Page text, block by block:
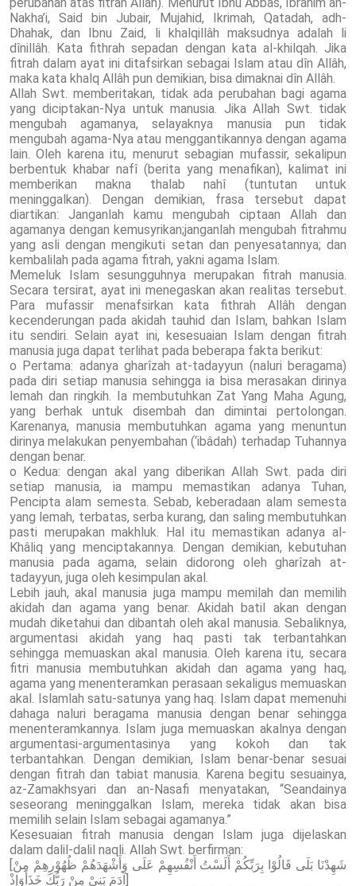
Nakha’i, Said bin Jubair, Mujahid, Ikrimah, Qatadah, adh-
Dhahak, dan Ibnu Zaid, li khalqillâh maksudnya adalah li
dînillâh. Kata fithrah sepadan dengan kata al-khilqah. Jika
fitrah dalam ayat ini ditafsirkan sebagai Islam atau dîn Allâh,
maka kata khalq Allâh pun demikian, bisa dimaknai dîn Allâh.
Allah Swt. memberitakan, tidak ada perubahan bagi agama
yang diciptakan-Nya untuk manusia. Jika Allah Swt. tidak
mengubah agamanya, selayaknya manusia pun tidak
mengubah agama-Nya atau menggantikannya dengan agama
lain. Oleh karena itu, menurut sebagian mufassir, sekalipun
berbentuk khabar nafî (berita yang menafikan), kalimat ini
memberikan makna thalab nahî (tuntutan untuk
meninggalkan). Dengan demikian, frasa tersebut dapat
diartikan: Janganlah kamu mengubah ciptaan Allah dan
agamanya dengan kemusyrikan;janganlah mengubah fitrahmu
yang asli dengan mengikuti setan dan penyesatannya; dan
kembalilah pada agama fitrah, yakni agama Islam.
Memeluk Islam sesungguhnya merupakan fitrah manusia.
Secara tersirat, ayat ini menegaskan akan realitas tersebut.
Para mufassir menafsirkan kata fithrah Allâh dengan
kecenderungan pada akidah tauhid dan Islam, bahkan Islam
itu sendiri. Selain ayat ini, kesesuaian Islam dengan fitrah
manusia juga dapat terlihat pada beberapa fakta berikut:
o Pertama: adanya gharîzah at-tadayyun (naluri beragama)
pada diri setiap manusia sehingga ia bisa merasakan dirinya
lemah dan ringkih. Ia membutuhkan Zat Yang Maha Agung,
yang berhak untuk disembah dan dimintai pertolongan.
Karenanya, manusia membutuhkan agama yang menuntun
dirinya melakukan penyembahan (‘ibâdah) terhadap Tuhannya
dengan benar.
o Kedua: dengan akal yang diberikan Allah Swt. pada diri
setiap manusia, ia mampu memastikan adanya Tuhan,
Pencipta alam semesta. Sebab, keberadaan alam semesta
yang lemah, terbatas, serba kurang, dan saling membutuhkan
pasti merupakan makhluk. Hal itu memastikan adanya al-
Khâliq yang menciptakannya. Dengan demikian, kebutuhan
manusia pada agama, selain didorong oleh gharîzah at-
tadayyun, juga oleh kesimpulan akal.
Lebih jauh, akal manusia juga mampu memilah dan memilih
akidah dan agama yang benar. Akidah batil akan dengan
mudah diketahui dan dibantah oleh akal manusia. Sebaliknya,
argumentasi akidah yang haq pasti tak terbantahkan
sehingga memuaskan akal manusia. Oleh karena itu, secara
fitri manusia membutuhkan akidah dan agama yang haq,
agama yang menenteramkan perasaan sekaligus memuaskan
akal. Islamlah satu-satunya yang haq. Islam dapat memenuhi
dahaga naluri beragama manusia dengan benar sehingga
menenteramkannya. Islam juga memuaskan akalnya dengan
argumentasi-argumentasinya yang kokoh dan tak
terbantahkan. Dengan demikian, Islam benar-benar sesuai
dengan fitrah dan tabiat manusia. Karena begitu sesuainya,
az-Zamakhsyari dan an-Nasafi menyatakan, “Seandainya
seseorang meninggalkan Islam, mereka tidak akan bisa
memilih selain Islam sebagai agamanya.”
Kesesuaian fitrah manusia dengan Islam juga dijelaskan
dalam dalil-dalil naqli. Allah Swt. berfirman:
[شَهِدْنَا بَلَى قَالُوْا بِرَبِّكُمْ أَلَسْتُ أَنْفُسِهِمْ عَلَى وَأَشْهَدَهُمْ ظُهُوْرِهِمْ مِنْ